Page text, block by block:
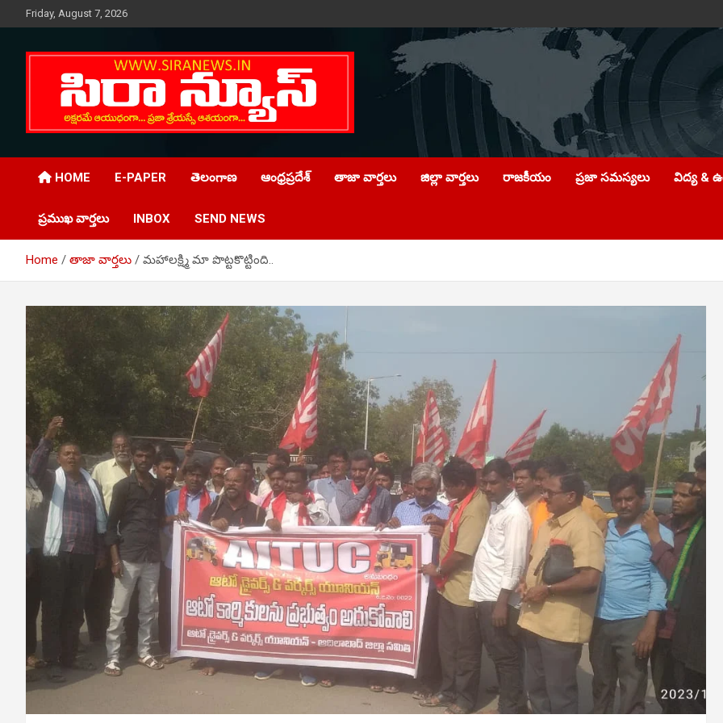
to
Friday, August 7, 2026
SIRA NEWS
HOME E-PAPER తెలంగాణ ఆంధ్రప్రదేశ్ తాజా వార్తలు జిల్లా వార్తలు రాజకీయం ప్రజా సమస్యలు విద్య &
ప్రముఖ వార్తలు INBOX SEND NEWS
Home తాజా వార్తలు మహాలక్ష్మి మా పొట్టకొట్టింది..